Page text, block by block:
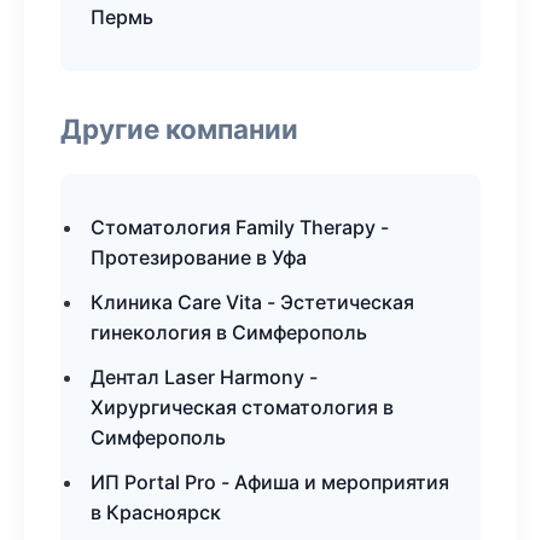
Пермь
Другие компании
Стоматология Family Therapy -
Протезирование в Уфа
Клиника Care Vita - Эстетическая
гинекология в Симферополь
Дентал Laser Harmony -
Хирургическая стоматология в
Симферополь
ИП Portal Pro - Афиша и мероприятия
в Красноярск